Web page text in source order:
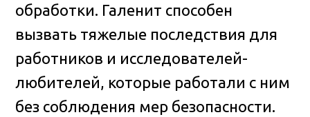
обработки. Галенит способен
вызвать тяжелые последствия для
работников и исследователей-
любителей, которые работали с ним
без соблюдения мер безопасности.